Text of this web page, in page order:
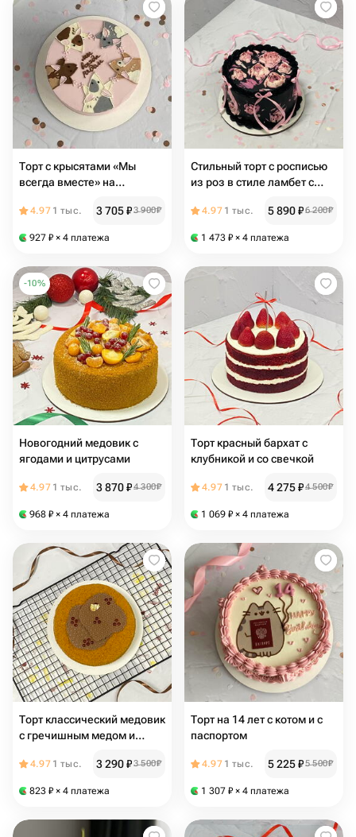
Торт с крысятами «Мы
всегда вместе» на
4.97 1 тыс. 3 705₽3 900₽
927 ₽ × 4 платежа
Стильный торт с росписью
из роз в стиле ламбет с
4.97 1 тыс. 5 890₽6 200₽
1 473 ₽ × 4 платежа
-10%
Новогодний медовик с
ягодами и цитрусами
4.97 1 тыс. 3 870₽4 300₽
968 ₽ × 4 платежа
Торт красный бархат с
клубникой и со свечкой
4.97 1 тыс. 4 275₽4 500₽
1 069 ₽ × 4 платежа
Торт классический медовик
с гречишным медом и
4.97 1 тыс. 3 290₽3 500₽
823 ₽ × 4 платежа
Торт на 14 лет с котом и с
паспортом
4.97 1 тыс. 5 225₽5 500₽
1 307 ₽ × 4 платежа